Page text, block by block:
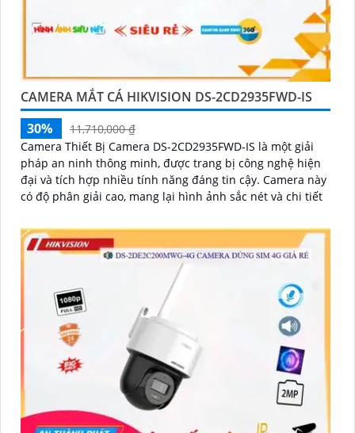
CAMERA MẮT CÁ HIKVISION DS-2CD2935FWD-IS
30%
11,710,000 ₫
Camera Thiết Bị Camera DS-2CD2935FWD-IS là một giải
pháp an ninh thông minh, được trang bị công nghệ hiện
đại và tích hợp nhiều tính năng đáng tin cậy. Camera này
có độ phân giải cao, mang lại hình ảnh sắc nét và chi tiết